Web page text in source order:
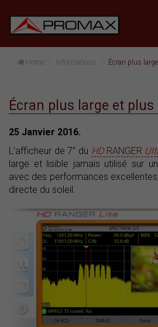
Home Informations Écran plus
Écran plus large et
25 Janvier 2016.
L’afficheur de 7” du HDRANGER
large et lisible jamais utilisé sur
avec des performances
directe du soleil.